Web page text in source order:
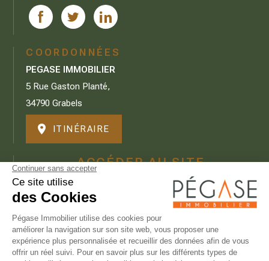
COORDONNÉES
PEGASE IMMOBILIER
5 Rue Gaston Planté,
34790 Grabels
ITINÉRAIRE
ACCÉDER AU SITE